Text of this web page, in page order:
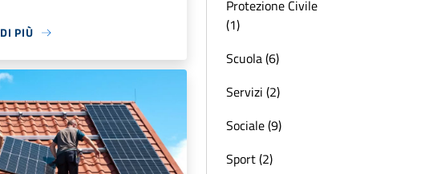
PIÙ
Protezione Civile
(1)
Scuola (6)
Servizi (2)
Sociale (9)
Sport (2)